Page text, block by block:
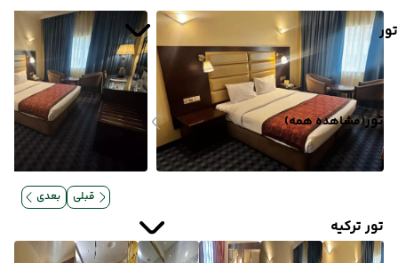
تور
تور(مشاهده همه)
تور ترکیه
قبلی بعدی